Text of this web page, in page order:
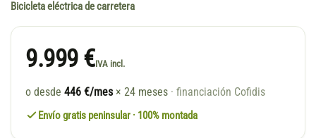
Bicicleta eléctrica de carretera
9.999 €IVA incl.
o desde 446 €/mes × 24 meses · financiación Cofidis
Envío gratis peninsular · 100% montada